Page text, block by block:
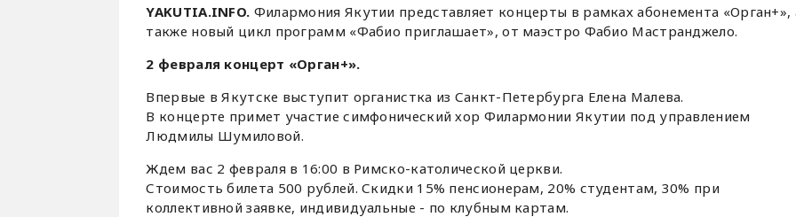
YAKUTIA.INFO. Филармония Якутии представляет концерты в рамках абонемента «Орган+»,
также новый цикл программ «Фабио приглашает», от маэстро Фабио Мастранджело.
2 февраля концерт «Орган+».
Впервые в Якутске выступит органистка из Санкт-Петербурга Елена Малева.
В концерте примет участие симфонический хор Филармонии Якутии под управлением
Людмилы Шумиловой.
Ждем вас 2 февраля в 16:00 в Римско-католической церкви.
Стоимость билета 500 рублей. Скидки 15% пенсионерам, 20% студентам, 30% при
коллективной заявке, индивидуальные - по клубным картам.